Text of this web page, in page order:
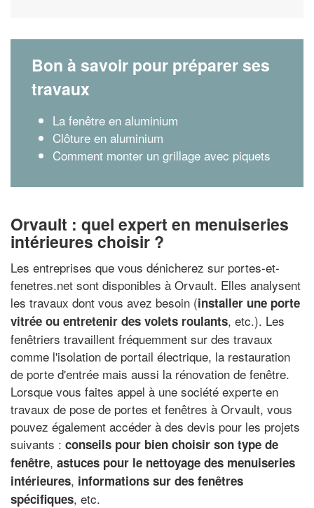
Bon à savoir pour préparer ses
travaux
La fenêtre en aluminium
Clôture en aluminium
Comment monter un grillage avec piquets
Orvault : quel expert en menuiseries
intérieures choisir ?
Les entreprises que vous dénicherez sur portes-et-
fenetres.net sont disponibles à Orvault. Elles analysent
les travaux dont vous avez besoin (installer une porte
vitrée ou entretenir des volets roulants, etc.). Les
fenêtriers travaillent fréquemment sur des travaux
comme l'isolation de portail électrique, la restauration
de porte d'entrée mais aussi la rénovation de fenêtre.
Lorsque vous faites appel à une société experte en
travaux de pose de portes et fenêtres à Orvault, vous
pouvez également accéder à des devis pour les projets
suivants : conseils pour bien choisir son type de
fenêtre, astuces pour le nettoyage des menuiseries
intérieures, informations sur des fenêtres
spécifiques, etc.